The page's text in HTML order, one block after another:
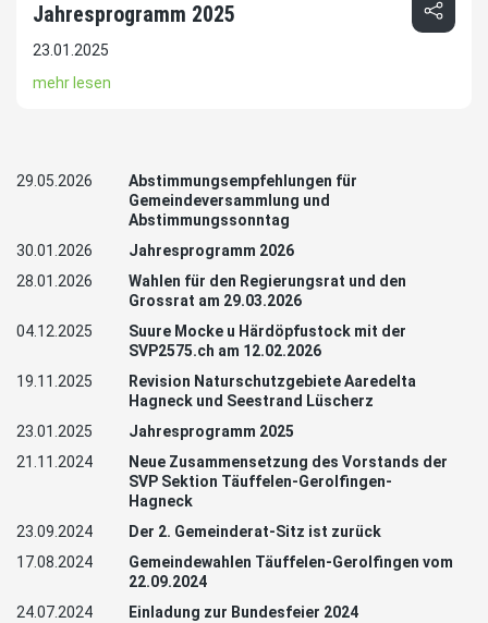
Jahresprogramm 2025
23.01.2025
mehr lesen
29.05.2026
Abstimmungsempfehlungen für
Gemeindeversammlung und
Abstimmungssonntag
30.01.2026
Jahresprogramm 2026
28.01.2026
Wahlen für den Regierungsrat und den
Grossrat am 29.03.2026
04.12.2025
Suure Mocke u Härdöpfustock mit der
SVP2575.ch am 12.02.2026
19.11.2025
Revision Naturschutzgebiete Aaredelta
Hagneck und Seestrand Lüscherz
23.01.2025
Jahresprogramm 2025
21.11.2024
Neue Zusammensetzung des Vorstands der
SVP Sektion Täuffelen-Gerolfingen-
Hagneck
23.09.2024
Der 2. Gemeinderat-Sitz ist zurück
17.08.2024
Gemeindewahlen Täuffelen-Gerolfingen vom
22.09.2024
24.07.2024
Einladung zur Bundesfeier 2024